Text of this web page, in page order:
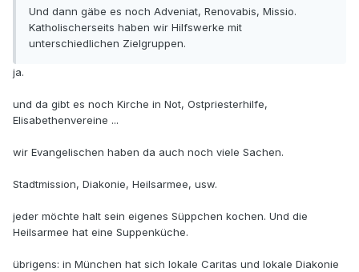
Und dann gäbe es noch Adveniat, Renovabis, Missio.
Katholischerseits haben wir Hilfswerke mit
unterschiedlichen Zielgruppen.
ja.
und da gibt es noch Kirche in Not, Ostpriesterhilfe,
Elisabethenvereine ...
wir Evangelischen haben da auch noch viele Sachen.
Stadtmission, Diakonie, Heilsarmee, usw.
jeder möchte halt sein eigenes Süppchen kochen. Und die
Heilsarmee hat eine Suppenküche.
übrigens: in München hat sich lokale Caritas und lokale Diakonie